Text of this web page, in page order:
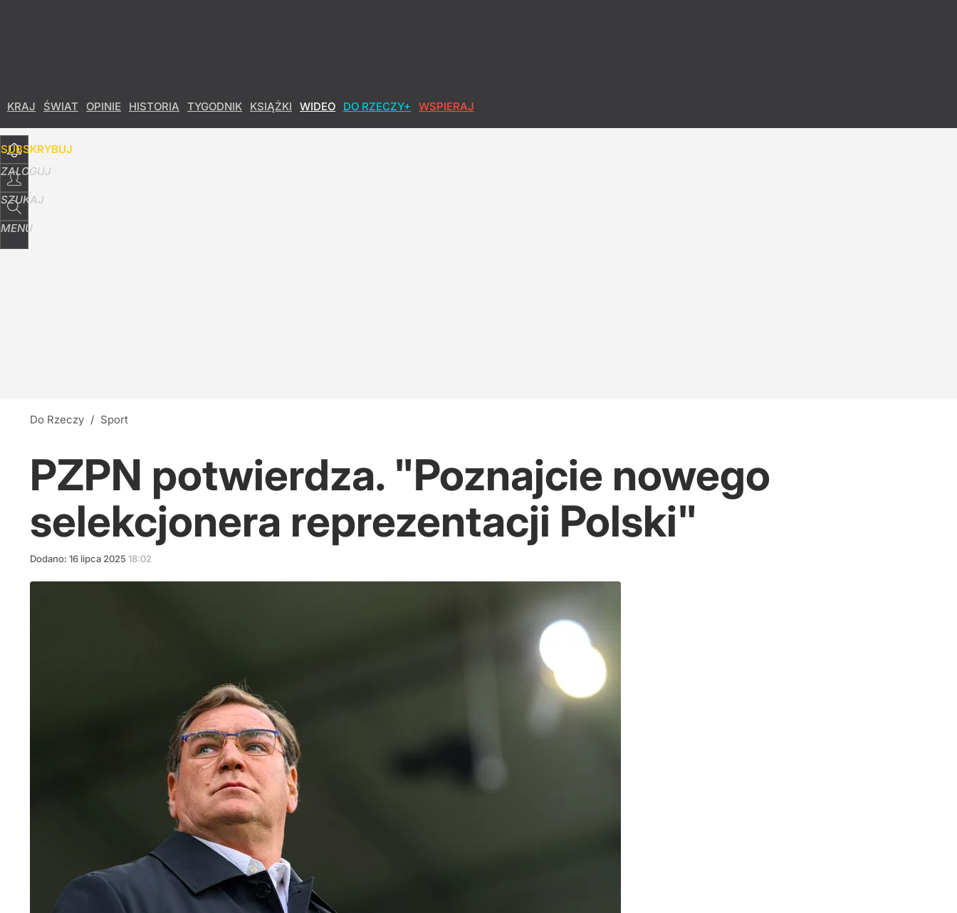
KRAJ ŚWIAT OPINIE HISTORIA TYGODNIK KSIĄŻKI WIDEO DO RZECZY+ WSPIERAJ
SUBSKRYBUJ
ZALOGUJ
SZUKAJ
MENU
Do Rzeczy / Sport
PZPN potwierdza. "Poznajcie nowego
selekcjonera reprezentacji Polski"
Dodano: 16 lipca 2025 18:02